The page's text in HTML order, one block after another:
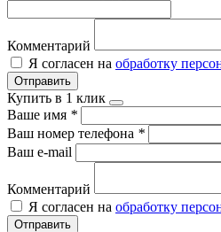
Комментарий
Я согласен на обработку
Отправить
Купить в 1 клик
Ваше имя *
Ваш номер телефона *
Ваш e-mail
Комментарий
Я согласен на обработку
Отправить